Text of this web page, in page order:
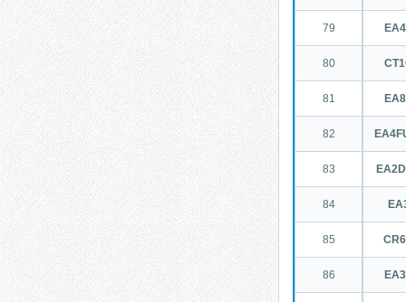
79
80
81
82
83
84
85
86